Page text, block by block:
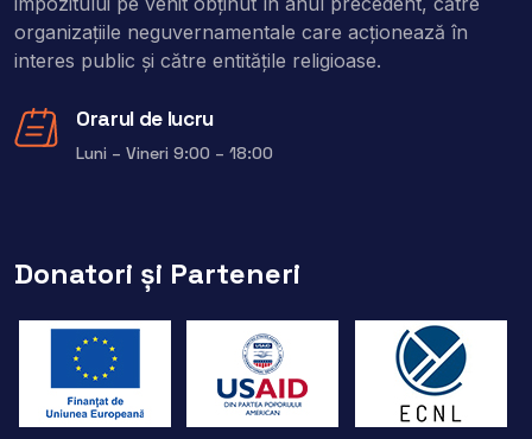
organizaţiile neguvernamentale care acţionează în
interes public şi către entitățile religioase.
Orarul de lucru
Luni – Vineri 9:00 – 18:00
Donatori și Parteneri